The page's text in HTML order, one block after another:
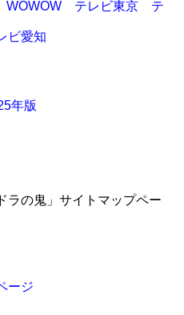
テレビ東京 テ
ビ愛知
年版
ラの鬼」サイトマップペー
ージ